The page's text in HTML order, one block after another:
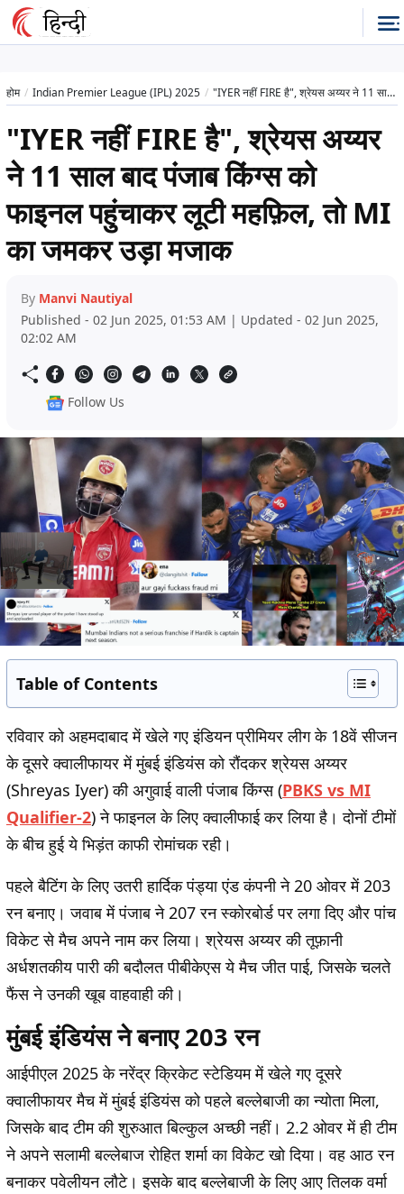
होम Indian Premier League (IPL) 2025 "IYER नहीं FIRE है", श्रेयस अय्यर ने 11 साल बाद पंजाब किंग्स को फाइनल पहुंचाकर लूटी महफ़िल, तो MI का जमकर उड़ा मजाक
"IYER नहीं FIRE है", श्रेयस अय्यर
ने 11 साल बाद पंजाब किंग्स को
फाइनल पहुंचाकर लूटी महफ़िल, तो MI
का जमकर उड़ा मजाक
By Manvi Nautiyal
Published - 02 Jun 2025, 01:53 AM | Updated - 02 Jun 2025,
02:02 AM
Follow Us
Table of Contents
रविवार को अहमदाबाद में खेले गए इंडियन प्रीमियर लीग के 18वें सीजन
के दूसरे क्वालीफायर में मुंबई इंडियंस को रौंदकर श्रेयस अय्यर
(Shreyas Iyer) की अगुवाई वाली पंजाब किंग्स (PBKS vs MI
Qualifier-2) ने फाइनल के लिए क्वालीफाई कर लिया है। दोनों टीमों
के बीच हुई ये भिड़ंत काफी रोमांचक रही।
पहले बैटिंग के लिए उतरी हार्दिक पंड्या एंड कंपनी ने 20 ओवर में 203
रन बनाए। जवाब में पंजाब ने 207 रन स्कोरबोर्ड पर लगा दिए और पांच
विकेट से मैच अपने नाम कर लिया। श्रेयस अय्यर की तूफ़ानी
अर्धशतकीय पारी की बदौलत पीबीकेएस ये मैच जीत पाई, जिसके चलते
फैंस ने उनकी खूब वाहवाही की।
मुंबई इंडियंस ने बनाए 203 रन
आईपीएल 2025 के नरेंद्र क्रिकेट स्टेडियम में खेले गए दूसरे
क्वालीफायर मैच में मुंबई इंडियंस को पहले बल्लेबाजी का न्योता मिला,
जिसके बाद टीम की शुरुआत बिल्कुल अच्छी नहीं। 2.2 ओवर में ही टीम
ने अपने सलामी बल्लेबाज रोहित शर्मा का विकेट खो दिया। वह आठ रन
बनाकर पवेलीयन लौटे। इसके बाद बल्लेबाजी के लिए आए तिलक वर्मा